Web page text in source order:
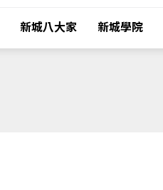
新城八大家 新城學院